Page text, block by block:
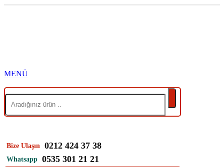
Bize Ulaşın 0212 424 37 38
Whatsapp 0535 301 21 21